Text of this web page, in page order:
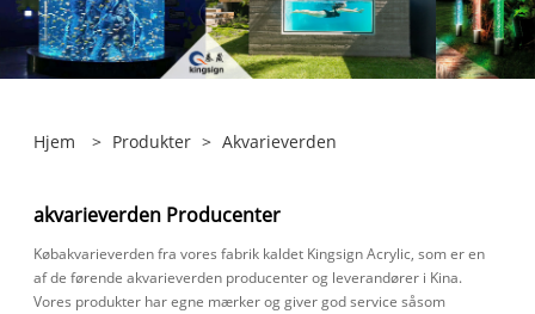
Hjem > Produkter > Akvarieverden
akvarieverden Producenter
Købakvarieverden fra vores fabrik kaldet Kingsign Acrylic, som er en
af ​​de førende akvarieverden producenter og leverandører i Kina.
Vores produkter har egne mærker og giver god service såsom